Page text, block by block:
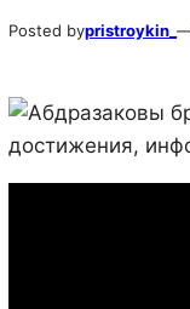
Posted bypristroykin_